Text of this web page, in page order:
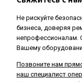
Не рискуйте
бизнеса, доверяя
непрофессионалам.
Вашему
Позвоните нам
наш специалист